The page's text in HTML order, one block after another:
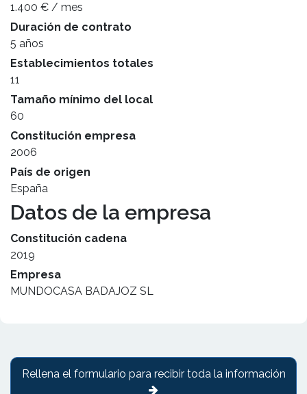
1.400 € / mes
Duración de contrato
5 años
Establecimientos totales
11
Tamaño mínimo del local
60
Constitución empresa
2006
País de origen
España
Datos de la empresa
Constitución cadena
2019
Empresa
MUNDOCASA BADAJOZ SL